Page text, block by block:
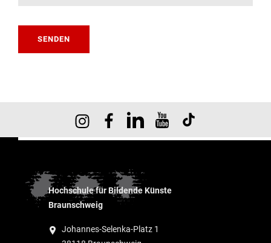
SENDEN
Hochschule für Bildende Künste
Braunschweig
Johannes-Selenka-Platz 1